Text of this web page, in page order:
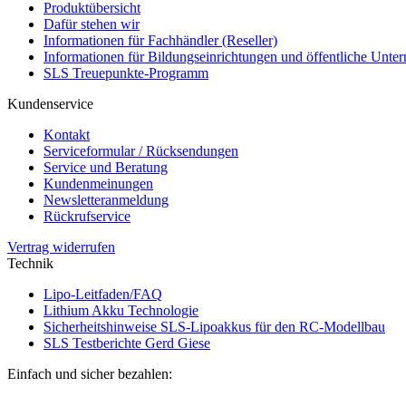
Produktübersicht
Dafür stehen wir
Informationen für Fachhändler (Reseller)
Informationen für Bildungseinrichtungen und öffentliche
SLS Treuepunkte-Programm
Kundenservice
Kontakt
Serviceformular / Rücksendungen
Service und Beratung
Kundenmeinungen
Newsletteranmeldung
Rückrufservice
Vertrag widerrufen
Technik
Lipo-Leitfaden/FAQ
Lithium Akku Technologie
Sicherheitshinweise SLS-Lipoakkus für den RC-Modellbau
SLS Testberichte Gerd Giese
Einfach und sicher bezahlen: